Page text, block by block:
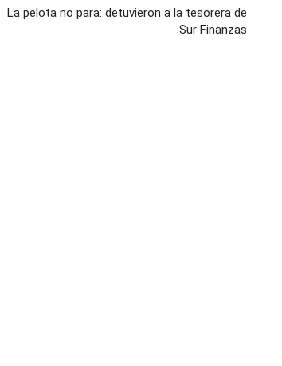
La pelota no para: detuvieron a la tesorera de
Sur Finanzas